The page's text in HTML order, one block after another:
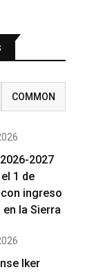
COMMON
2027
1 de
ingreso
la Sierra
Iker